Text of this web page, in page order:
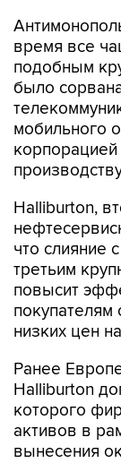
время все
подобным
было
мобильного
корпорацией
Halliburton,
что слияние
третьим
повысит
покупателям
низких цен
Ранее
Halliburton
которого
активов в
вынесения